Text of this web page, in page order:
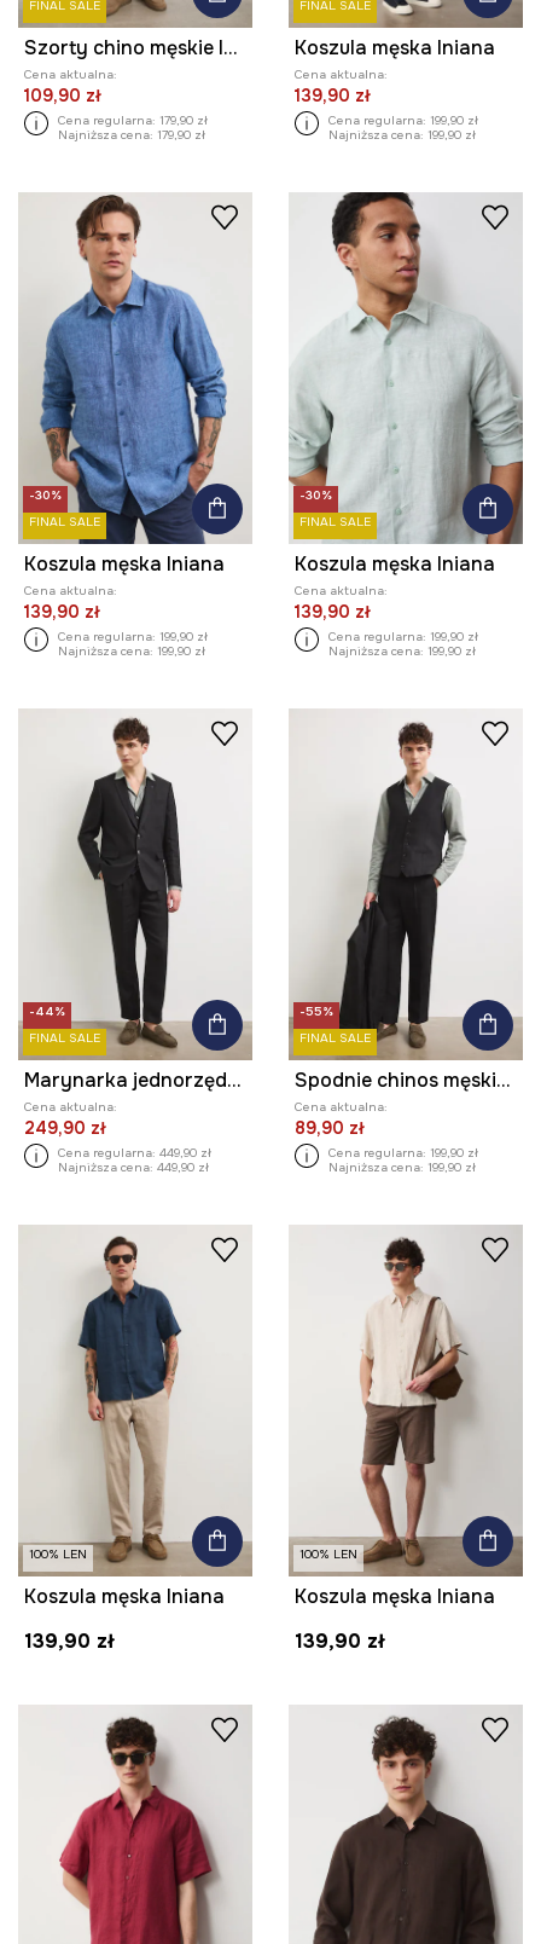
FINAL SALE
Szorty chino męskie lniane gładkie
Cena aktualna:
109,90 zł
Cena regularna: 179,90 zł
Najniższa cena: 179,90 zł
FINAL SALE
Koszula męska lniana
Cena aktualna:
139,90 zł
Cena regularna: 199,90 zł
Najniższa cena: 199,90 zł
-30%
FINAL SALE
Koszula męska lniana
Cena aktualna:
139,90 zł
Cena regularna: 199,90 zł
Najniższa cena: 199,90 zł
-30%
FINAL SALE
Koszula męska lniana
Cena aktualna:
139,90 zł
Cena regularna: 199,90 zł
Najniższa cena: 199,90 zł
-44%
FINAL SALE
Marynarka jednorzędowa męska lniana gładka
Cena aktualna:
249,90 zł
Cena regularna: 449,90 zł
Najniższa cena: 449,90 zł
-55%
FINAL SALE
Spodnie chinos męskie lniane gładkie
Cena aktualna:
89,90 zł
Cena regularna: 199,90 zł
Najniższa cena: 199,90 zł
100% LEN
Koszula męska lniana
139,90 zł
100% LEN
Koszula męska lniana
139,90 zł